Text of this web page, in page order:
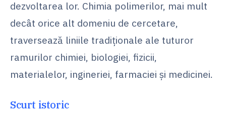
dezvoltarea lor. Chimia polimerilor, mai mult
decât orice alt domeniu de cercetare,
traversează liniile tradiționale ale tuturor
ramurilor chimiei, biologiei, fizicii,
materialelor, ingineriei, farmaciei și medicinei.
Scurt istoric